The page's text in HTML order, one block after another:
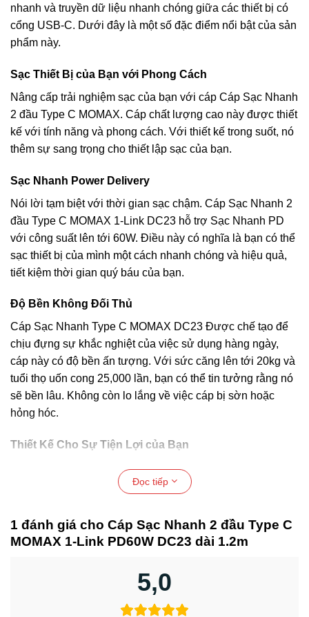
nhanh và truyền dữ liệu nhanh chóng giữa các thiết bị có
cổng USB-C. Dưới đây là một số đặc điểm nổi bật của sản
phẩm này.
Sạc Thiết Bị của Bạn với Phong Cách
Nâng cấp trải nghiệm sạc của bạn với cáp Cáp Sạc Nhanh
2 đầu Type C MOMAX. Cáp chất lượng cao này được thiết
kế với tính năng và phong cách. Với thiết kế trong suốt, nó
thêm sự sang trọng cho thiết lập sạc của bạn.
Sạc Nhanh Power Delivery
Nói lời tạm biệt với thời gian sạc chậm. Cáp Sạc Nhanh 2
đầu Type C MOMAX 1-Link DC23 hỗ trợ Sạc Nhanh PD
với công suất lên tới 60W. Điều này có nghĩa là bạn có thể
sạc thiết bị của mình một cách nhanh chóng và hiệu quả,
tiết kiệm thời gian quý báu của bạn.
Độ Bền Không Đối Thủ
Cáp Sạc Nhanh Type C MOMAX DC23 Được chế tạo để
chịu đựng sự khắc nghiệt của việc sử dụng hàng ngày,
cáp này có độ bền ấn tượng. Với sức căng lên tới 20kg và
tuổi thọ uốn cong 25,000 lần, bạn có thể tin tưởng rằng nó
sẽ bền lâu. Không còn lo lắng về việc cáp bị sờn hoặc
hỏng hóc.
Thiết Kế Cho Sự Tiện Lợi của Bạn
Cáp Sạc Nhanh 2 đầu Type C MOMAX 1-Link DC23 được
thiết kế với sự tiện lợi của bạn trong tâm trí. Nó dài hơn
hoạt hơn khi sạc. Dù bạn đang trên tàu, trong quán cà phê,
hay ở văn phòng, cáp này đều thực tế và đáng tin cậy.
Cáp Sạc Nhanh 2 đầu Type C DC23 này tương thích với
hầu hết các thiết bị điện tử phổ biến. Nó hỗ trợ các thiết bị
Đọc tiếp
1 đánh giá cho Cáp Sạc Nhanh 2 đầu Type C
MOMAX 1-Link PD60W DC23 dài 1.2m
5,0